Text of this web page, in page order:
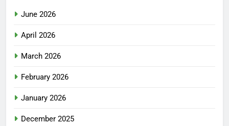
June 2026
April 2026
March 2026
February 2026
January 2026
December 2025